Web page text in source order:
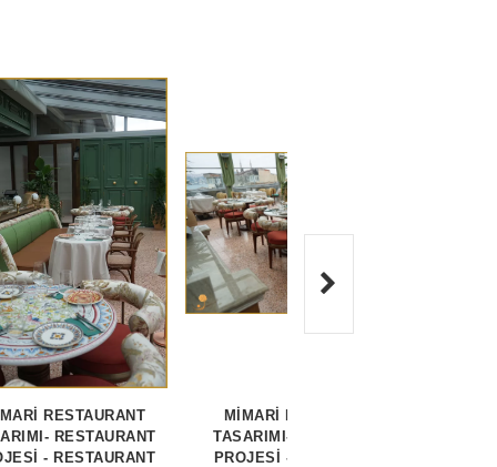
RESTAURANT
RESTAURANT
- RESTAURANT
MİMARİ RESTAURANT
TASARIMI- RESTAURANT
PROJESİ - RESTAURANT